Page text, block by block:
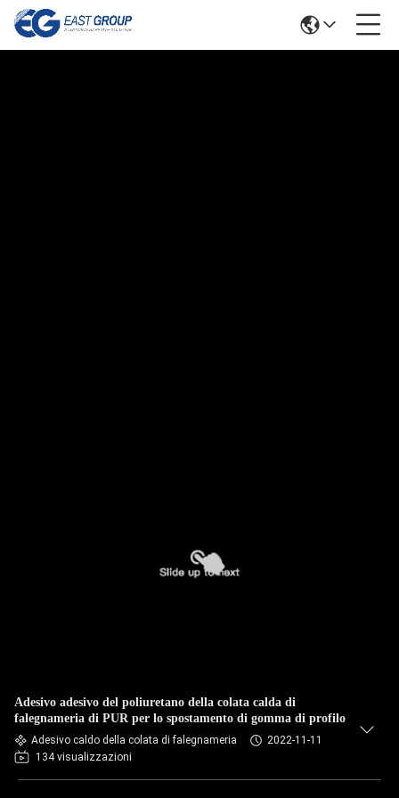
Adesivo adesivo del poliuretano della colata calda di
falegnameria di PUR per lo spostamento di gomma di profilo
Adesivo caldo della colata di falegnameria
2022-11-11
134 visualizzazioni